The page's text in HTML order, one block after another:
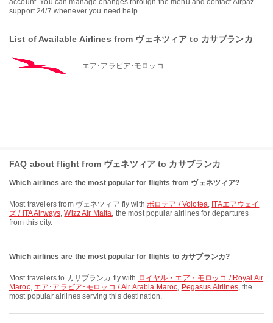
account. You can manage changes through the menu and contact Airpaz
support 24/7 whenever you need help.
List of Available Airlines from ヴェネツィア to カサブランカ
エア･アラビア･モロッコ
FAQ about flight from ヴェネツィア to カサブランカ
Which airlines are the most popular for flights from ヴェネツィア?
Most travelers from ヴェネツィア fly withボロテア / Volotea, ITAエアウェイ
ズ / ITA Airways,Wizz Air Malta, the most popular airlines for departures
from this city.
Which airlines are the most popular for flights to カサブランカ?
Most travelers to カサブランカ fly with ロイヤル・エア・モロッコ / Royal Air
Maroc, エア･アラビア･モロッコ / Air Arabia Maroc, Pegasus Airlines, the
most popular airlines serving this destination.